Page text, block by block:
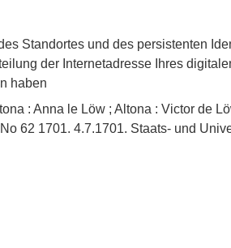
Standortes und des persistenten
der Internetadresse Ihres
haben
: Anna le Löw ; Altona : Victor de
62 1701. 4.7.1701. Staats- und